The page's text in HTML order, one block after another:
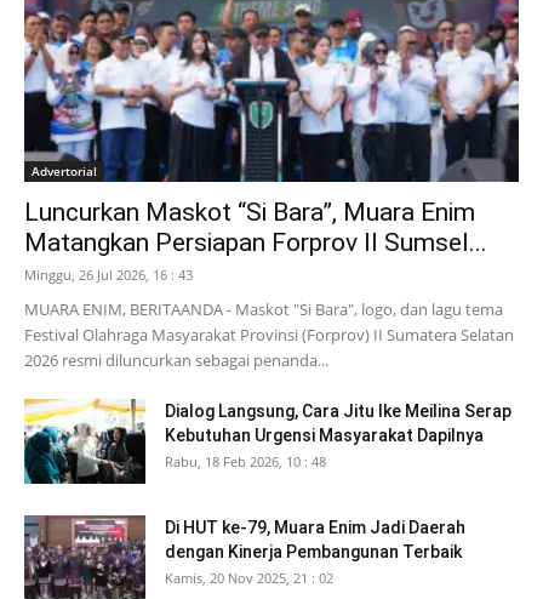
Advertorial
Luncurkan Maskot “Si Bara”, Muara Enim
Matangkan Persiapan Forprov II Sumsel...
Minggu, 26 Jul 2026, 16 : 43
MUARA ENIM, BERITAANDA - Maskot "Si Bara", logo, dan lagu tema
Festival Olahraga Masyarakat Provinsi (Forprov) II Sumatera Selatan
2026 resmi diluncurkan sebagai penanda...
Dialog Langsung, Cara Jitu Ike Meilina Serap
Kebutuhan Urgensi Masyarakat Dapilnya
Rabu, 18 Feb 2026, 10 : 48
Di HUT ke-79, Muara Enim Jadi Daerah
dengan Kinerja Pembangunan Terbaik
Kamis, 20 Nov 2025, 21 : 02